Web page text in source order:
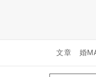
文章 婚